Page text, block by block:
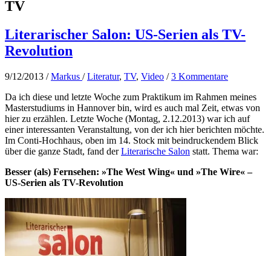
TV
Literarischer Salon: US-Serien als TV-
Revolution
9/12/2013 /Markus /Literatur, TV, Video /3 Kommentare
Da ich diese und letzte Woche zum Praktikum im Rahmen meines
Masterstudiums in Hannover bin, wird es auch mal Zeit, etwas von
hier zu erzählen. Letzte Woche (Montag, 2.12.2013) war ich auf
einer interessanten Veranstaltung, von der ich hier berichten möchte.
Im Conti-Hochhaus, oben im 14. Stock mit beindruckendem Blick
über die ganze Stadt, fand derLiterarische Salon statt. Thema war:
Besser (als) Fernsehen: »The West Wing« und »The Wire« –
US-Serien als TV-Revolution